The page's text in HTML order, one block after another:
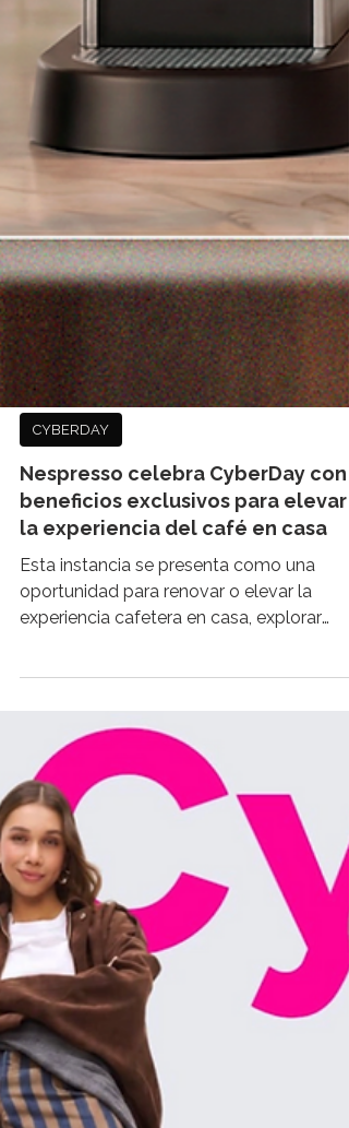
CYBERDAY
Nespresso celebra CyberDay con
beneficios exclusivos para elevar
experiencia cafetera en casa, explorar
nuevas variedades y perfeccionar cada
preparación, combinando calidad, diseño
conveniencia. En esta nueva edición del
CyberDay, Nespresso invita a transformar
el café cotidiano en una experiencia
extraordinaria. Durante tres días, la marca
ofrecerá beneficios exclusivos en café,
máquinas y accesorios, diseñados para
que más amantes del café puedan
reconectar con s